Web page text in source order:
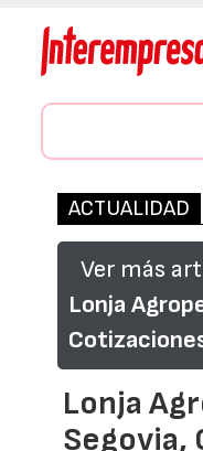
ACTUALIDAD
Ver más
Lonja
Lonja
Segovia,